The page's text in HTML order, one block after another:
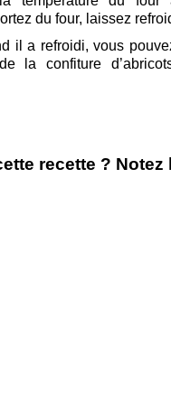
du four, laissez
il a refroidi, vous
la confiture
recette ? Notez